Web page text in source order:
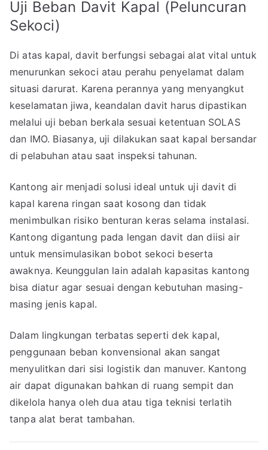
Uji Beban Davit Kapal (Peluncuran
Sekoci)
Di atas kapal, davit berfungsi sebagai alat vital untuk
menurunkan sekoci atau perahu penyelamat dalam
situasi darurat. Karena perannya yang menyangkut
keselamatan jiwa, keandalan davit harus dipastikan
melalui uji beban berkala sesuai ketentuan SOLAS
dan IMO. Biasanya, uji dilakukan saat kapal bersandar
di pelabuhan atau saat inspeksi tahunan.
Kantong air menjadi solusi ideal untuk uji davit di
kapal karena ringan saat kosong dan tidak
menimbulkan risiko benturan keras selama instalasi.
Kantong digantung pada lengan davit dan diisi air
untuk mensimulasikan bobot sekoci beserta
awaknya. Keunggulan lain adalah kapasitas kantong
bisa diatur agar sesuai dengan kebutuhan masing-
masing jenis kapal.
Dalam lingkungan terbatas seperti dek kapal,
penggunaan beban konvensional akan sangat
menyulitkan dari sisi logistik dan manuver. Kantong
air dapat digunakan bahkan di ruang sempit dan
dikelola hanya oleh dua atau tiga teknisi terlatih
tanpa alat berat tambahan.